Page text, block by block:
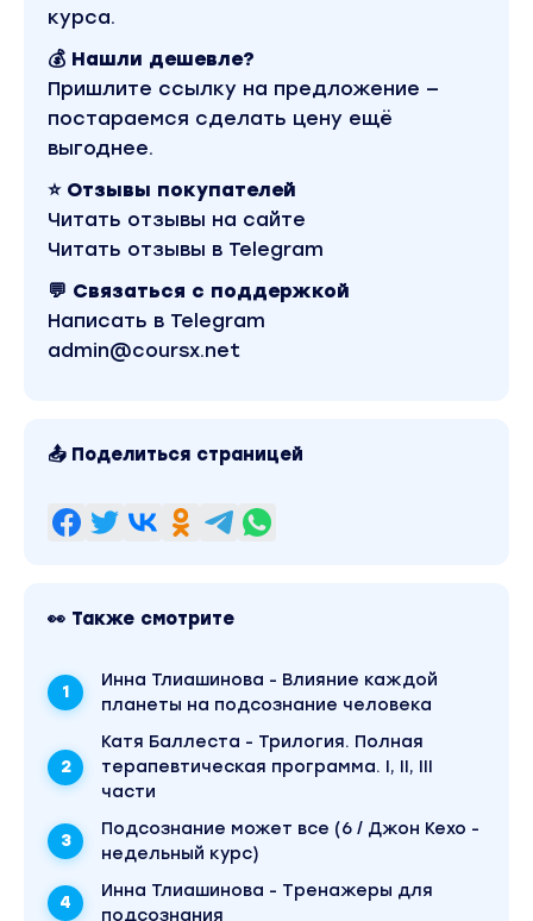
курса.
💰 Нашли дешевле?
Пришлите ссылку на предложение —
постараемся сделать цену ещё
выгоднее.
⭐ Отзывы покупателей
Читать отзывы на сайте
Читать отзывы в Telegram
💬 Связаться с поддержкой
Написать в Telegram
admin@coursx.net
📤 Поделиться страницей
👀 Также смотрите
Инна Тлиашинова - Влияние каждой
планеты на подсознание человека
Катя Баллеста - Трилогия. Полная
терапевтическая программа. I, II, III
части
Подсознание может все (6 / Джон Кехо -
недельный курс)
Инна Тлиашинова - Tpeнажеры для
пoдсознания